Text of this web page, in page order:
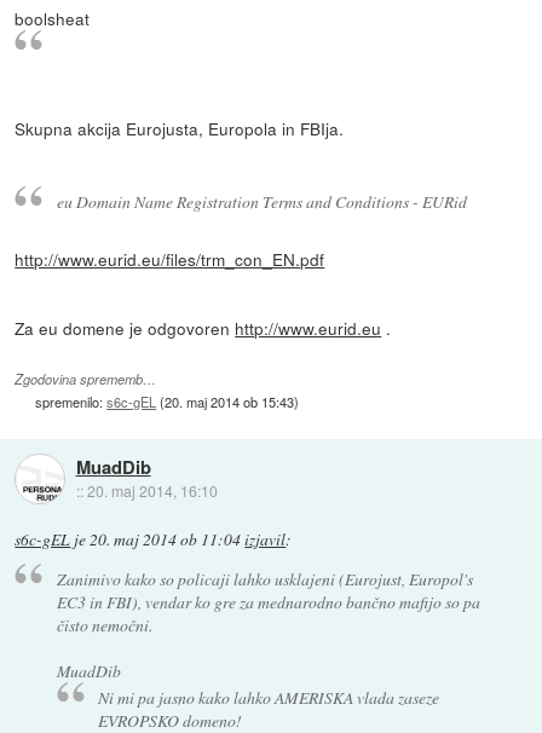
boolsheat
Skupna akcija Eurojusta, Europola in FBIja.
eu Domain Name Registration Terms and Conditions - EURid
http://www.eurid.eu/files/trm_con_EN.pdf
Za eu domene je odgovoren http://www.eurid.eu .
Zgodovina sprememb…
spremenilo:s6c-gEL (20. maj 2014 ob 15:43)
MuadDib
::20. maj 2014, 16:10
s6c-gEL je 20. maj 2014 ob 11:04izjavil:
Zanimivo kako so policaji lahko usklajeni (Eurojust, Europol's
EC3 in FBI), vendar ko gre za mednarodno bančno mafijo so pa
čisto nemočni.
MuadDib
Ni mi pa jasno kako lahko AMERISKA vlada zaseze
EVROPSKO domeno!